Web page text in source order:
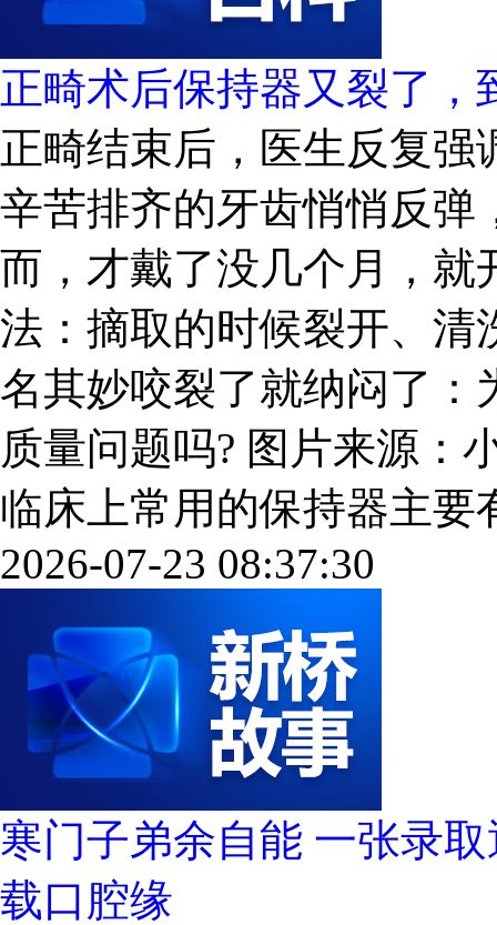
正畸术后保持器又裂了，
正畸结束后，医生反复
辛苦排齐的牙齿悄悄反弹
而，才戴了没几个月，就
法：摘取的时候裂开、清
名其妙咬裂了就纳闷了：
质量问题吗? 图片来源：
临床上常用的保持器主要
2026-07-23 08:37:30
寒门子弟余自能 一张录
载口腔缘